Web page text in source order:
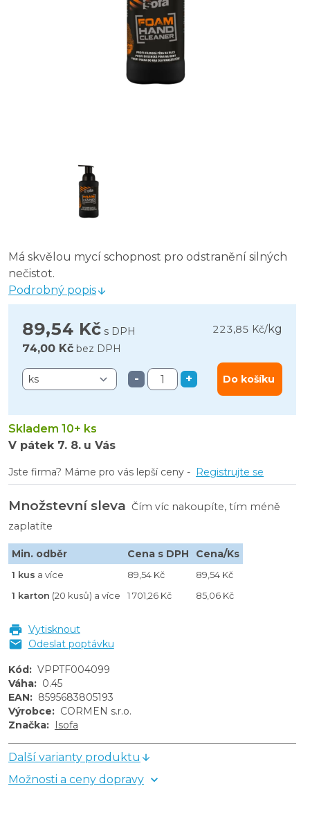
Má skvělou mycí schopnost pro odstranění silných
nečistot.
Podrobný popis
89,54 Kč s DPH 223,85 Kč/kg
74,00 Kč bez DPH
- + Do košíku
Skladem 10+ ks
V pátek 7. 8. u Vás
Jste firma? Máme pro vás lepší ceny - Registrujte se
Množstevní sleva Čím víc nakoupíte, tím méně
zaplatíte
Min. odběr Cena s DPH Cena/Ks
1 kus a více 89,54 Kč
89,54 Kč
1 karton (20 kusů) a více 1 701,26 Kč 85,06 Kč
Vytisknout
Odeslat poptávku
Kód: VPPTF004099
Váha: 0.45
EAN: 8595683805193
Výrobce: CORMEN s.r.o.
Značka: Isofa
Další varianty produktu
Možnosti a ceny dopravy